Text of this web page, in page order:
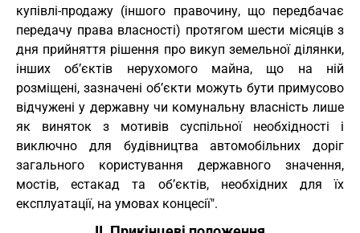
купівлі-продажу (іншого правочину, що передбачає
передачу права власності) протягом шести місяців з
дня прийняття рішення про викуп земельної ділянки,
інших об’єктів нерухомого майна, що на ній
розміщені, зазначені об’єкти можуть бути примусово
відчужені у державну чи комунальну власність лише
як виняток з мотивів суспільної необхідності і
виключно для будівництва автомобільних доріг
загального користування державного значення,
мостів, естакад та об’єктів, необхідних для їх
експлуатації, на умовах концесії".